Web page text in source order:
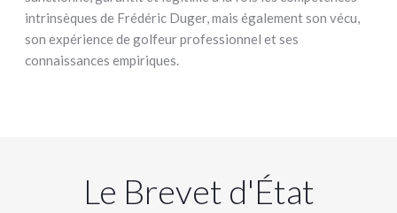
intrinsèques de Frédéric Duger, mais également son vécu,
son expérience de golfeur professionnel et ses
connaissances empiriques.
Le Brevet d'État